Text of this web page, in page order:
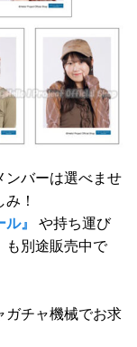
ンバーは選べませ
！
ル』
や持ち運び
も別途販売中で
ガチャ機械でお求